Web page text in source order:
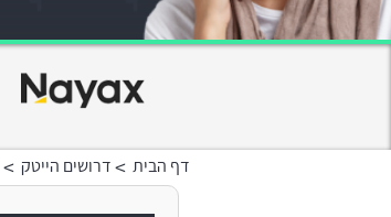
דף הבית >דרושים הייטק >